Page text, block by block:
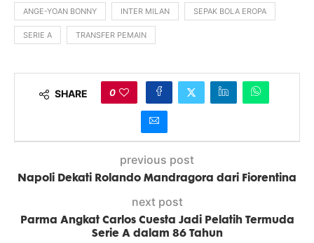
ANGE-YOAN BONNY INTER MILAN SEPAK BOLA EROPA
SERIE A TRANSFER PEMAIN
SHARE 0
previous post
Napoli Dekati Rolando Mandragora dari Fiorentina
next post
Parma Angkat Carlos Cuesta Jadi Pelatih Termuda
Serie A dalam 86 Tahun